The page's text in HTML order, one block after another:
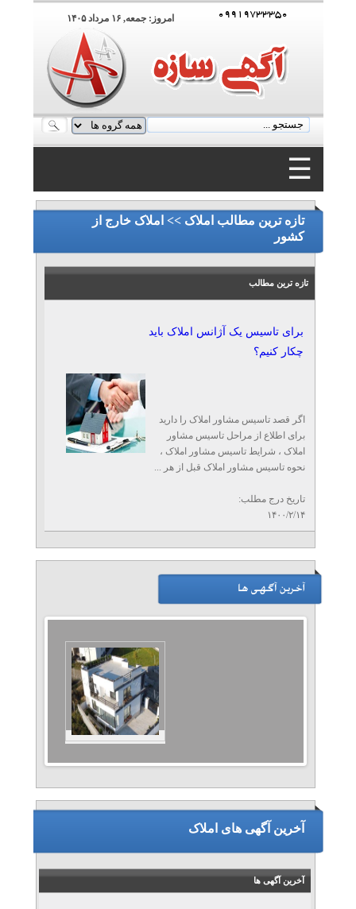
امروز: جمعه, ۱۶ مرداد ۱۴۰۵
☰
۰۹۹۱۹۷۳۳۳۵۰
۰۹۹۱۹۷۳۳۳۵۰
تازه ترین مطالب املاک >> املاک خارج از
کشور
تازه ترین مطالب
برای تاسیس یک آژانس املاک باید
چکار کنیم؟
اگر قصد تاسیس مشاور املاک را دارید
برای اطلاع از مراحل تاسیس مشاور
املاک ، شرایط تاسیس مشاور املاک ،
نحوه تاسیس مشاور املاک قبل از هر ...
تاریخ درج مطلب:
۱۴۰۰/۲/۱۴
آخرین آگهی های املاک
آخرین آگهی ها